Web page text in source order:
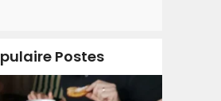
Postes